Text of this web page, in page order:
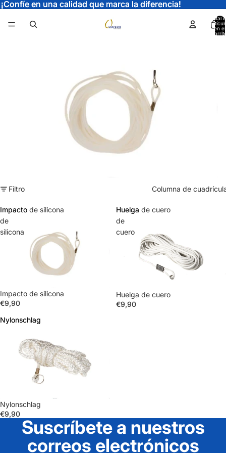
¡Confíe en una calidad que marca la diferencia!
¡Confíe en una calidad que marca la diferencia!
Total
en el
Filtro Columna de
Impacto
de
silicona
Impacto de silicona
Impacto de silicona
€9,90
Huelga
de
cuero
Huelga de cuero
Huelga de cuero
€9,90
Nylonschlag
Nylonschlag
Nylonschlag
€9,90
Suscríbete a nuestros
correos electrónicos